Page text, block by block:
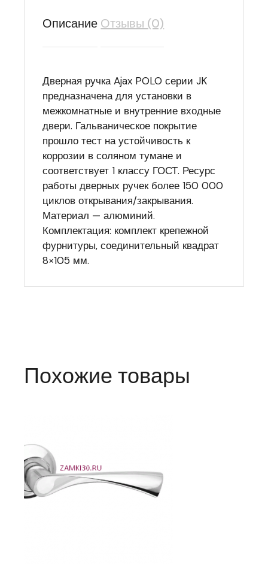
Описание Отзывы (0)
Дверная ручка Ajax POLO серии JK
предназначена для установки в
межкомнатные и внутренние входные
двери. Гальваническое покрытие
прошло тест на устойчивость к
коррозии в соляном тумане и
соответствует 1 классу ГОСТ. Ресурс
работы дверных ручек более 150 000
циклов открывания/закрывания.
Материал — алюминий.
Комплектация: комплект крепежной
фурнитуры, соединительный квадрат
8×105 мм.
Похожие товары